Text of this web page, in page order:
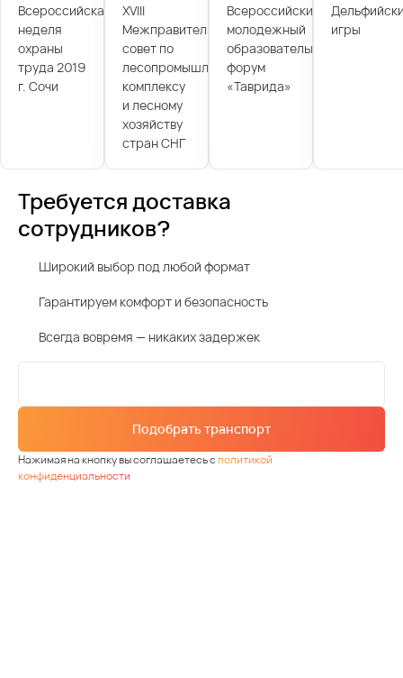
Всероссийская
неделя
охраны
труда 2019
г. Сочи
XVIII
Межправительственный
совет по
лесопромышленному
комплексу
и лесному
хозяйству
стран СНГ
Всероссийский
молодежный
образовательный
форум
«Таврида»
игры
Требуется доставка
сотрудников?
Широкий выбор под любой формат
Гарантируем комфорт и безопасность
Всегда вовремя — никаких задержек
Подобрать транспорт
Нажимая на кнопку вы соглашаетесь сполитикой
конфиденциальности